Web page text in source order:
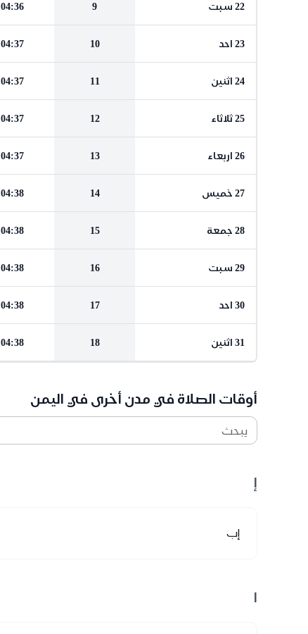
22 سبت 9
04:36
23 احد 10
04:37
24 اثنين 11
04:37
25 ثلاثاء 12
04:37
26 اربعاء 13
04:37
27 خميس 14
04:38
28 جمعة 15
04:38
29 سبت 16
04:38
30 احد 17
04:38
31 اثنين 18
04:38
أوقات الصلاة في مدن أخرى في اليمن
يبحث
إ
إب
ا